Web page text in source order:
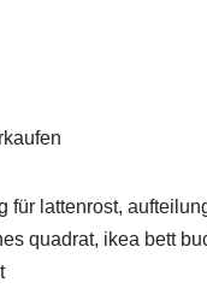
für lattenrost,
quadrat, ikea bett